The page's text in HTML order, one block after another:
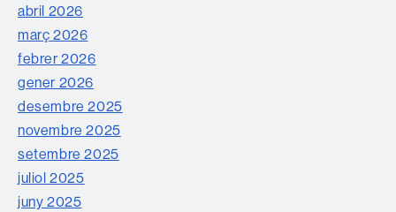
abril 2026
març 2026
febrer 2026
gener 2026
desembre 2025
novembre 2025
setembre 2025
juliol 2025
juny 2025